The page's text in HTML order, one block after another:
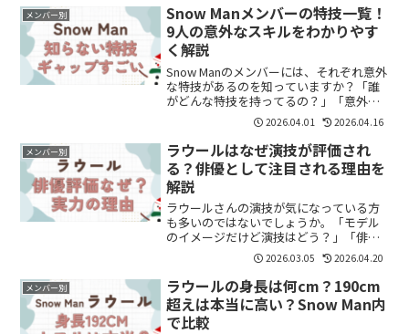
メンバー別
Snow Manメンバーの特技一覧！
9人の意外なスキルをわかりやす
く解説
Snow Manのメンバーには、それぞれ意外
な特技があるのを知っていますか？「誰
がどんな特技を持ってるの？」「意外な
一面も知りたい」と気になる方も多いと
思います。この記事では、Snow Manメン
バー9人の特技を一覧でわかりやすくまと
めます...
2026.04.01 2026.04.16
メンバー別
ラウールはなぜ演技が評価され
る？俳優として注目される理由を
解説
ラウールさんの演技が気になっている方
も多いのではないでしょうか。「モデル
のイメージだけど演技はどう？」「俳優
として評価されてるの？」と感じた方も
いると思います。結論からいうと、ラウ
ールさんは“表情で見せる演技”や独特の
存在感で、俳優としての...
2026.03.05 2026.04.20
メンバー別
ラウールの身長は何cm？190cm
超えは本当に高い？Snow Man内
で比較